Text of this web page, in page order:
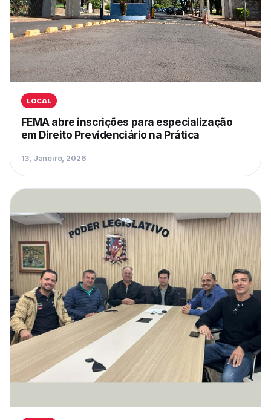
LOCAL
FEMA abre inscrições para especialização
em Direito Previdenciário na Prática
13, Janeiro, 2026